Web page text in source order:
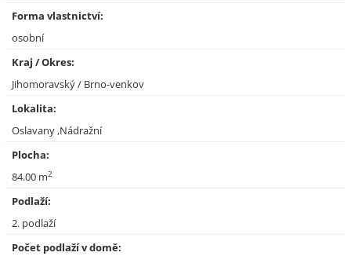
Forma vlastnictví:
osobní
Kraj / Okres:
Jihomoravský / Brno-venkov
Lokalita:
Oslavany ,Nádražní
Plocha:
84.00 m2
Podlaží:
2. podlaží
Počet podlaží v domě: